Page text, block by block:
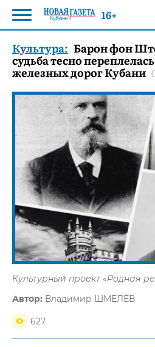
Культура: Барон фон
судьба тесно
железных дорог Кубани
Культурный проект «Родная
Автор: Владимир ШМЕЛЁВ
627
16+